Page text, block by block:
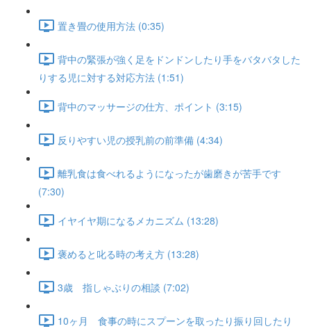
置き畳の使用方法 (0:35)
背中の緊張が強く足をドンドンしたり手をバタバタした
りする児に対する対応方法 (1:51)
背中のマッサージの仕方、ポイント (3:15)
反りやすい児の授乳前の前準備 (4:34)
離乳食は食べれるようになったが歯磨きが苦手です
(7:30)
イヤイヤ期になるメカニズム (13:28)
褒めると叱る時の考え方 (13:28)
3歳 指しゃぶりの相談 (7:02)
10ヶ月 食事の時にスプーンを取ったり振り回したり